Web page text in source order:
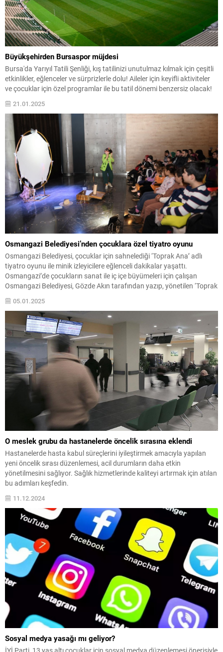
Büyükşehirden Bursaspor müjdesi
Bursa'da Yarıyıl Tatili Şenliği, kış tatilinizi unutulmaz kılmak için çeşitli
etkinlikler, eğlenceler ve sürprizlerle dolu! Aileler için keyifli aktiviteler
ve çocuklar için özel programlar ile bu tatil dönemi benzersiz olacak!
21.01.2025
Osmangazi Belediyesi’nden çocuklara özel tiyatro oyunu
Osmangazi Belediyesi, çocuklar için sahnelediği ‘Toprak Ana’ adlı
tiyatro oyunu ile minik izleyicilere eğlenceli dakikalar yaşattı.
Osmangazi’de çocukların sanat ile iç içe büyümeleri için çalışan
Osmangazi Belediyesi, Gözde Akın tarafından yazıp, yönetilen ‘Toprak
Ana’ adlı tiyatro oyununu Osmangazili çocukların beğenisine sundu.
Panorama 1326 Bursa Fetih Müzesi’nde sahnelenen oyuna
çocukların ilgisi...
05.01.2025
O meslek grubu da hastanelerde öncelik sırasına eklendi
Hastanelerde hasta kabul süreçlerini iyileştirmek amacıyla yapılan
yeni öncelik sırası düzenlemesi, acil durumların daha etkin
yönetilmesini sağlıyor. Sağlık hizmetlerinde kaliteyi artırmak için atılan
bu adımları keşfedin.
11.12.2024
Sosyal medya yasağı mı geliyor?
İYİ Parti, 13 yaş altı çocuklar için sosyal medya düzenlemesi önerisiyle